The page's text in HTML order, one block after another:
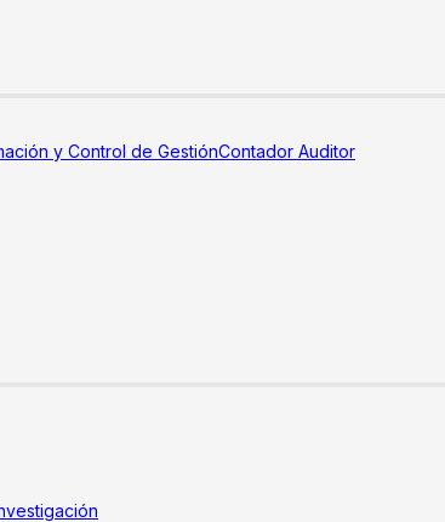
y Control de GestiónContador Auditor